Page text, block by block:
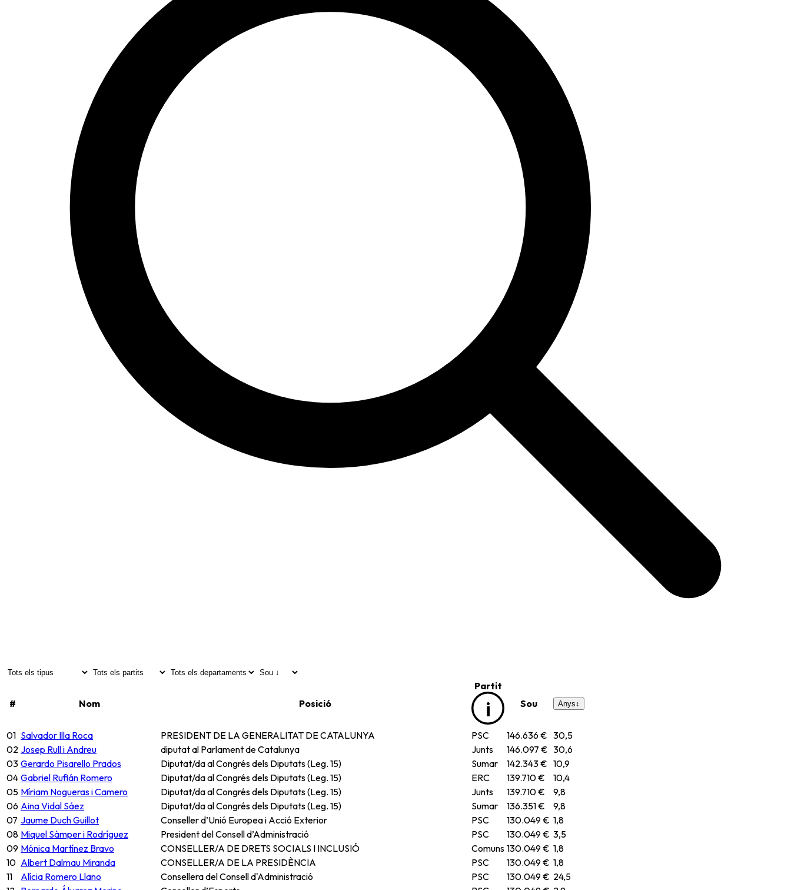
# Nom Posició
Partit
i Sou Anys↕
01 Salvador Illa Roca PRESIDENT DE LA GENERALITAT DE CATALUNYA PSC 146.636 € 30,5
02 Josep Rull i Andreu diputat al Parlament de Catalunya Junts 146.097 € 30,6
03 Gerardo Pisarello Prados Diputat/da al Congrés dels Diputats (Leg. 15) Sumar 142.343 € 10,9
04 Gabriel Rufián Romero Diputat/da al Congrés dels Diputats (Leg. 15) ERC 139.710 €
10,4
05 Míriam Nogueras i Camero Diputat/da al Congrés dels Diputats (Leg. 15) Junts 139.710 €
9,8
06 Aina Vidal Sáez Diputat/da al Congrés dels Diputats (Leg. 15) Sumar 136.351 €
9,8
07 Jaume Duch Guillot Conseller d’Unió Europea i Acció Exterior PSC 130.049 € 1,8
08 Miquel Sàmper i Rodríguez President del Consell d’Administració PSC 130.049 € 3,5
09 Mónica Martínez Bravo CONSELLER/A DE DRETS SOCIALS I INCLUSIÓ Comuns 130.049 € 1,8
10 Albert Dalmau Miranda CONSELLER/A DE LA PRESIDÈNCIA PSC 130.049 € 1,8
11
Alícia Romero Llano Consellera del Consell d'Administració PSC 130.049 € 24,5